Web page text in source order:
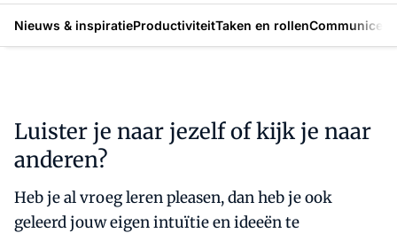
Nieuws & inspiratieProductiviteitTaken en rollen
Luister je naar jezelf of kijk je naar
anderen?
Heb je al vroeg leren pleasen, dan heb je ook
geleerd jouw eigen intuïtie en ideeën te